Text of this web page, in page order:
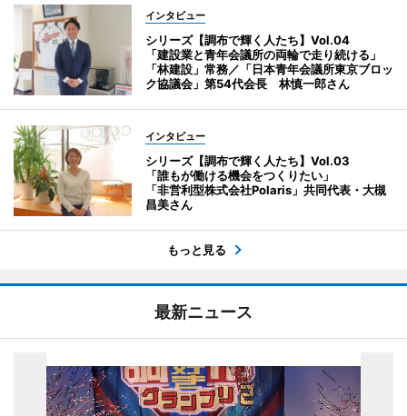
インタビュー
シリーズ【調布で輝く人たち】Vol.04
「建設業と青年会議所の両輪で走り続ける」
「林建設」常務／「日本青年会議所東京ブロッ
ク協議会」第54代会長 林慎一郎さん
インタビュー
シリーズ【調布で輝く人たち】Vol.03
「誰もが働ける機会をつくりたい」
「非営利型株式会社Polaris」共同代表・大槻
昌美さん
もっと見る
最新ニュース